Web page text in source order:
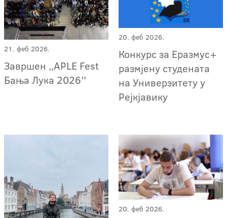
21. феб 2026.
Завршен ,,APLE Fest
Бања Лука 2026''
20. феб 2026.
Конкурс за Еразмус+
размјену студената
на Универзитету у
Рејкјавику
20. феб 2026.